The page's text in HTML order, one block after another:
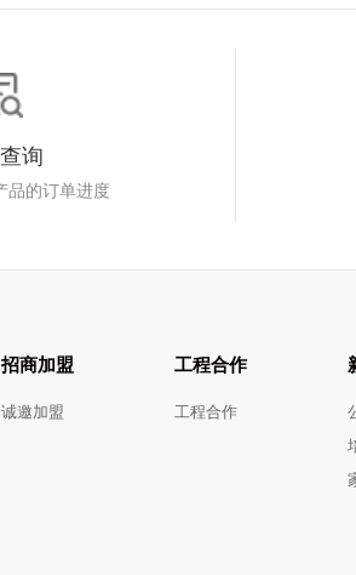
询
品的订单进度
招商加盟
诚邀加盟
工程合作
工程合作